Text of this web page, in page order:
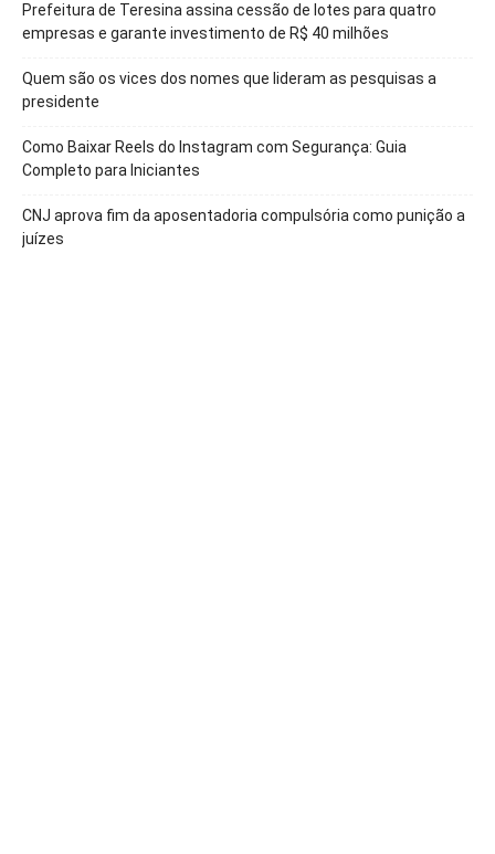
Prefeitura de Teresina assina cessão de lotes para quatro
empresas e garante investimento de R$ 40 milhões
Quem são os vices dos nomes que lideram as pesquisas a
presidente
Como Baixar Reels do Instagram com Segurança: Guia
Completo para Iniciantes
CNJ aprova fim da aposentadoria compulsória como punição a
juízes